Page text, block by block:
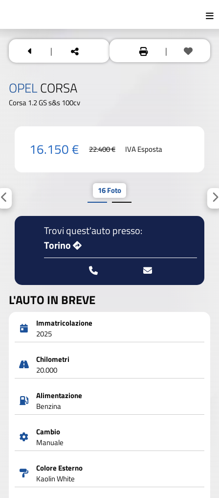
| |
OPELCORSA
Corsa 1.2 GS s&s 100cv
16.150 € 22.400 € IVA Esposta
16 Foto
Trovi quest'auto presso:
Torino
L'AUTO IN BREVE
Immatricolazione
2025
Chilometri
20.000
Alimentazione
Benzina
Cambio
Manuale
Colore Esterno
Kaolin White